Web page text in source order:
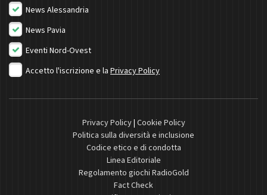
News Alessandria
News Pavia
Eventi Nord-Ovest
Accetto l'iscrizione e la Privacy Policy
Privacy Policy| Cookie Policy
Politica sulla diversità e inclusione
Codice etico e di condotta
Linea Editoriale
Regolamento giochi RadioGold
Fact Check